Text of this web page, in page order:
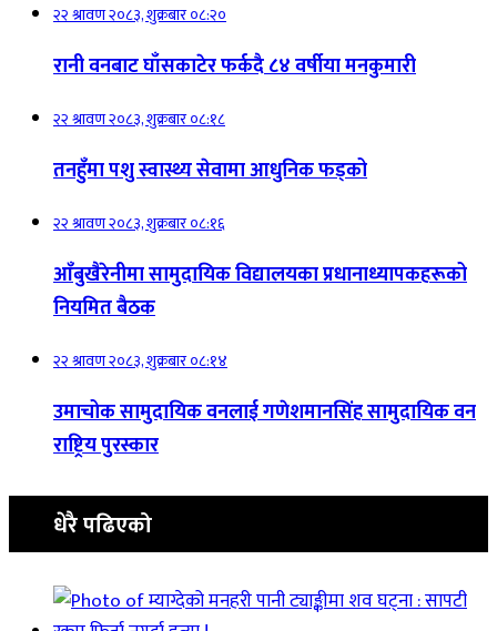
२२ श्रावण २०८३, शुक्रबार ०८:२०
रानी वनबाट घाँसकाटेर फर्कदै ८४ वर्षीया मनकुमारी
२२ श्रावण २०८३, शुक्रबार ०८:१८
तनहुँमा पशु स्वास्थ्य सेवामा आधुनिक फड्को
२२ श्रावण २०८३, शुक्रबार ०८:१६
आँबुखैरेनीमा सामुदायिक विद्यालयका प्रधानाध्यापकहरूको
नियमित बैठक
२२ श्रावण २०८३, शुक्रबार ०८:१४
उमाचोक सामुदायिक वनलाई गणेशमानसिंह सामुदायिक वन
राष्ट्रिय पुरस्कार
धेरै पढिएको